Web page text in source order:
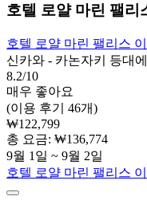
호텔 로얄 마린 팰리
호텔 로얄 마린 팰리스
신카와 - 카논자키 등대
8.2/10
매우 좋아요
(이용 후기 46개)
₩122,799
총 요금: ₩136,774
9월 1일 ~ 9월 2일
호텔 로얄 마린 팰리스